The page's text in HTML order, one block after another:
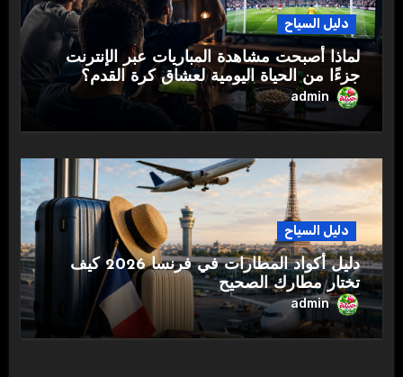
دليل السياح
لماذا أصبحت مشاهدة المباريات عبر الإنترنت
جزءًا من الحياة اليومية لعشاق كرة القدم؟
admin
دليل السياح
دليل أكواد المطارات في فرنسا 2026 كيف
تختار مطارك الصحيح
admin